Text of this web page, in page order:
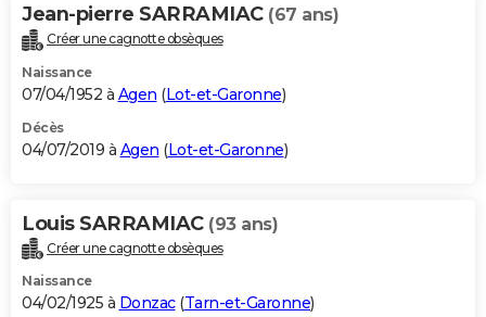
Jean-pierre SARRAMIAC (67 ans)
Créer une cagnotte obsèques
Naissance
07/04/1952 à Agen (Lot-et-Garonne)
Décès
04/07/2019 à Agen (Lot-et-Garonne)
Louis SARRAMIAC (93 ans)
Créer une cagnotte obsèques
Naissance
04/02/1925 à Donzac(Tarn-et-Garonne)